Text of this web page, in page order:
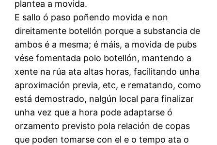
plantea a movida.
E sallo ó paso poñendo movida e non
direitamente botellón porque a substancia de
ambos é a mesma; é máis, a movida de pubs
vése fomentada polo botellón, mantendo a
xente na rúa ata altas horas, facilitando unha
aproximación previa, etc, e rematando, como
está demostrado, nalgún local para finalizar
unha vez que a hora pode adaptarse ó
orzamento previsto pola relación de copas
que poden tomarse con el e o tempo ata o